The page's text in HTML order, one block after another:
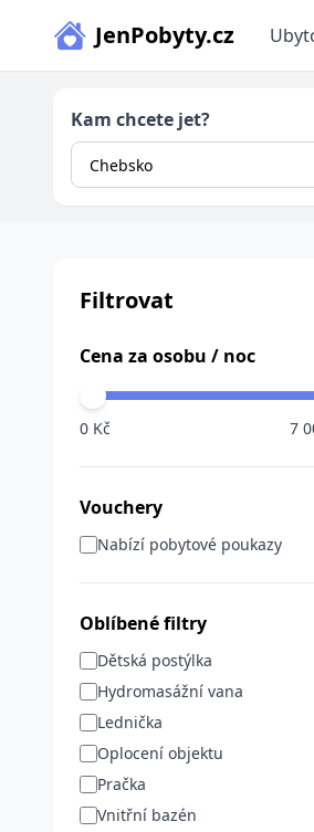
JenPobyty.cz
Kam chcete jet?
Filtrovat
Cena za osobu / noc
0 Kč 7
Vouchery
Nabízí pobytové poukazy
Oblíbené filtry
Dětská postýlka
Hydromasážní vana
Lednička
Oplocení objektu
Pračka
Vnitřní bazén